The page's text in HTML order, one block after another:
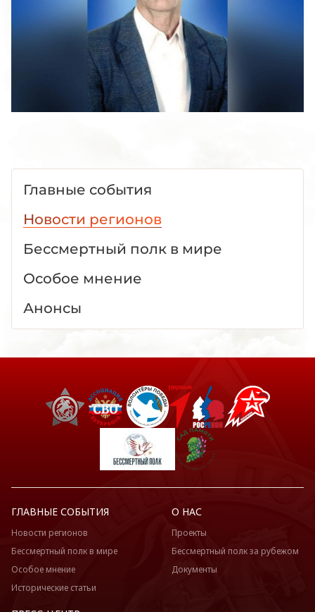
Главные события
Новости регионов
Бессмертный полк в мире
Особое мнение
Анонсы
ГЛАВНЫЕ СОБЫТИЯ
Новости регионов
Бессмертный полк в мире
Особое мнение
Исторические статьи
О НАС
Проекты
Бессмертный полк за рубежом
Документы